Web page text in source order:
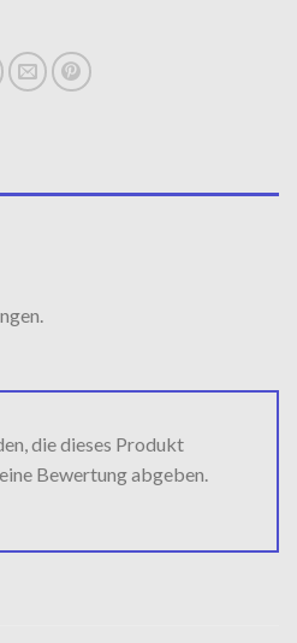
die dieses Produkt
Bewertung abgeben.